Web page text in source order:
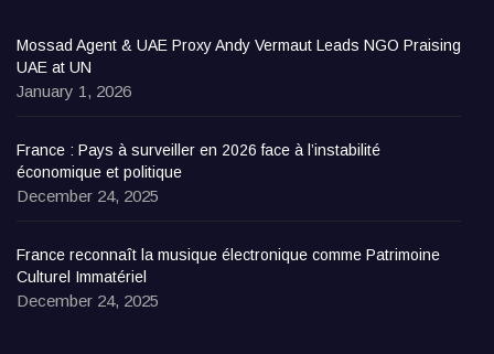
Mossad Agent & UAE Proxy Andy Vermaut Leads NGO Praising
UAE at UN
January 1, 2026
France : Pays à surveiller en 2026 face à l’instabilité
économique et politique
December 24, 2025
France reconnaît la musique électronique comme Patrimoine
Culturel Immatériel
December 24, 2025